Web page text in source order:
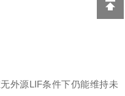
外源LIF条件下仍能维持未